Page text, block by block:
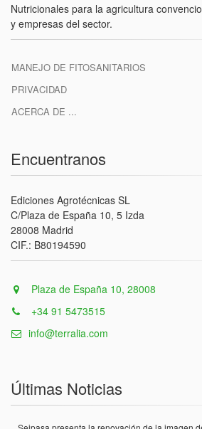
Nutricionales para la agricultura
y empresas del sector.
MANEJO DE FITOSANITARIOS
PRIVACIDAD
ACERCA DE ...
Encuentranos
Ediciones Agrotécnicas SL
C/Plaza de España 10, 5 Izda
28008 Madrid
CIF.: B80194590
Plaza de España 10, 28008
+34 91 5473515
info@terralia.com
Últimas Noticias